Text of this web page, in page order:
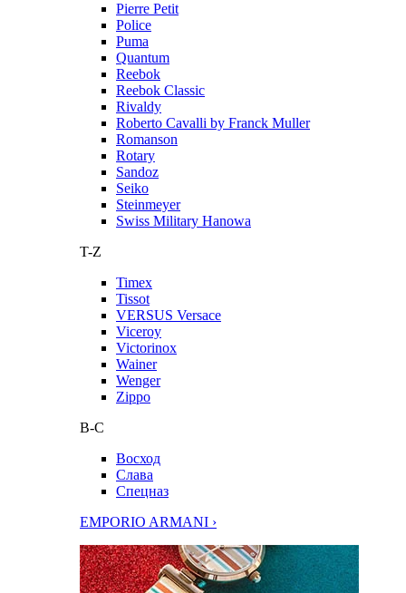
Pierre Petit
Police
Puma
Quantum
Reebok
Reebok Classic
Rivaldy
Roberto Cavalli by Franck Muller
Romanson
Rotary
Sandoz
Seiko
Steinmeyer
Swiss Military Hanowa
T-Z
Timex
Tissot
VERSUS Versace
Viceroy
Victorinox
Wainer
Wenger
Zippo
В-С
Восход
Слава
Спецназ
EMPORIO ARMANI ›